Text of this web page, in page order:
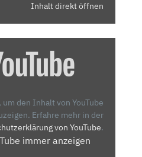
Inhalt direkt öffnen
den Inhalt von YouTube
Erfahre mehr in der
von YouTube.
immer anzeigen